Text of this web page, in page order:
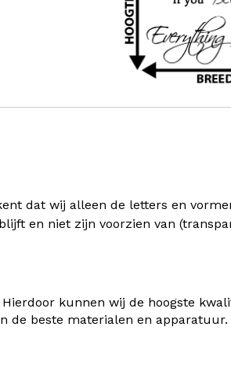
dat wij alleen de letters en
en niet zijn voorzien van
kunnen wij de hoogste
beste materialen en